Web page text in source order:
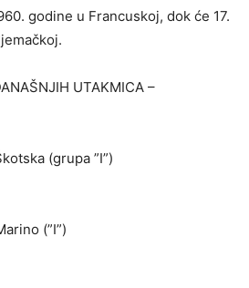
godine u Francuskoj, dok će 17.
UTAKMICA –
(grupa ”I”)
(”I”)